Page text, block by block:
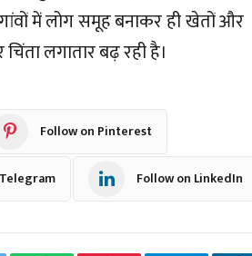
में लोग समूह बनाकर ही खेतों और
लगातार बढ़ रही है।
Follow on Pinterest
Follow on LinkedIn